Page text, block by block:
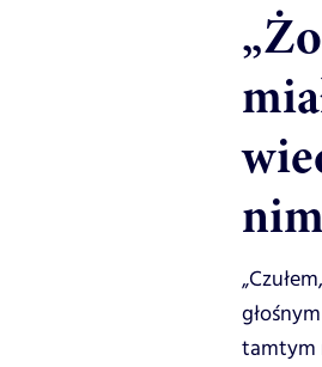
tamtym